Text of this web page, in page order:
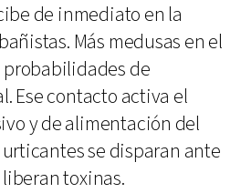
de inmediato en la
Más medusas en el
de
Ese contacto activa el
y de alimentación del
se disparan ante
toxinas.